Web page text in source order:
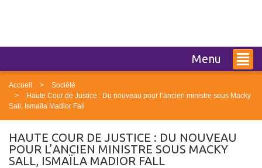
Menu
Accueil
Société
Haute Cour de Justice : Du nouveau pour l’ancien ministre sous Macky
Sall, Ismaïla Madior Fall
HAUTE COUR DE JUSTICE : DU NOUVEAU
POUR L’ANCIEN MINISTRE SOUS MACKY
SALL, ISMAÏLA MADIOR FALL